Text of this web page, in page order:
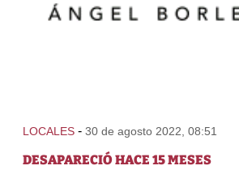
LOCALES - 30 de agosto 2022, 08:51
DESAPARECIÓ HACE 15 MESES